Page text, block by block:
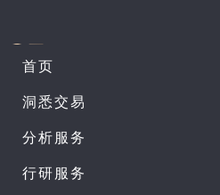
首页
洞悉交易
分析服务
行研服务
课程列表
所有分类：